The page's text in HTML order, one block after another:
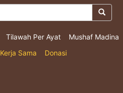
Tilawah Per Ayat
Mushaf Madina
Kerja Sama Donasi